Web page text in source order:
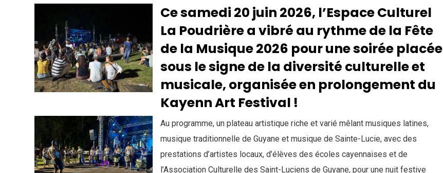
Ce samedi 20 juin 2026, l’Espace Culturel
La Poudrière a vibré au rythme de la Fête
de la Musique 2026 pour une soirée placée
sous le signe de la diversité culturelle et
musicale, organisée en prolongement du
Kayenn Art Festival !
Au programme, un plateau artistique riche et varié mêlant musiques latines,
musique traditionnelle de Guyane et musique de Sainte-Lucie, avec des
prestations d’artistes locaux, d’élèves des écoles cayennaises et de
l’Association Culturelle des Saint-Luciens de Guyane, pour une nuit festive
Événement terminé. Événement terminé.